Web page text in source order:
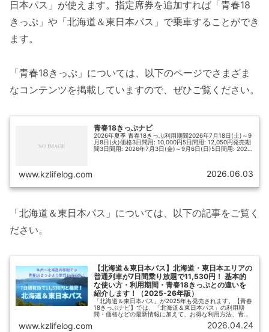
日本パス」が使えます。指定席券を追加すれば「青春18
きっぷ」や「北海道＆東日本パス」で乗車することができ
ます。
「青春18きっぷ」については、以下のページでさまざま
なコンテンツを掲載していますので、ぜひご覧ください。
青春18きっぷナビ
2026年夏季 青春18きっぷ利用期間2026年7月18日(土)～9
月8日(火)価格3日間用: 10,000円5日間用: 12,050円発売期
間3日間用: 2026年7月3日(金)～9月6日(日)5日間用: 2026
www.kzlifelog.com 2026.06.03
「北海道＆東日本パス」については、以下の記事をご覧く
ださい。
【北海道＆東日本パス】北海道・東日本エリアの
普通列車が7日間乗り放題で11,530円！ 基本的
な使い方・利用期間・青春18きっぷとの違いを
紹介します！（2025-26年版）
「北海道＆東日本パス」が2025年も発売されます。【青春
18きっぷナビ】では、「北海道＆東日本パス」の利用期
間・価格などの最新情報に加えて、お得な利用方法、青春
18きっぷとの違い、どちらを利用すればよいかの判断ポイ
www.kzlifelog.com 2026.04.24